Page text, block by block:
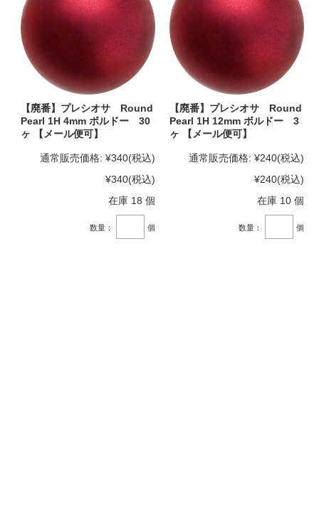
【廃番】プレシオサ Round
Pearl 1H 4mm ボルドー 30
ヶ 【メール便可】
通常販売価格: ¥340(税込)
¥340(税込)
在庫 18 個
数量： 個
【廃番】プレシオサ Round
Pearl 1H 12mm ボルドー 3
ヶ 【メール便可】
通常販売価格: ¥240(税込)
¥240(税込)
在庫 10 個
数量： 個